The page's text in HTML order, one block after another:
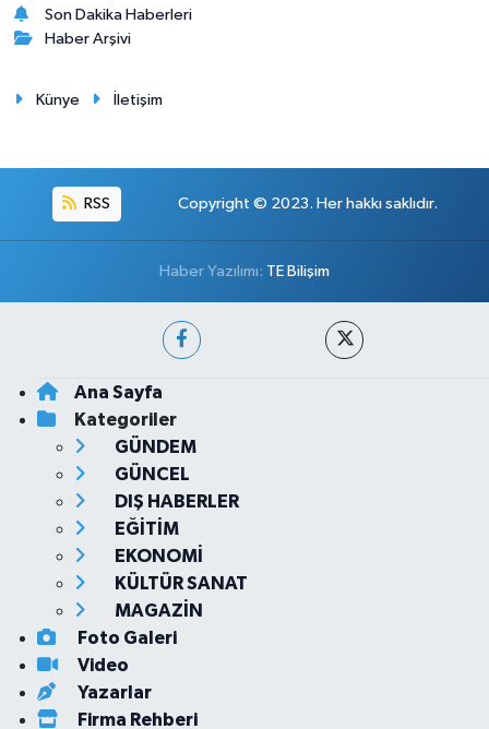
Son Dakika Haberleri
Haber Arşivi
Künye İletişim
RSS Copyright © 2023. Her hakkı saklıdır.
Haber Yazılımı: TE Bilişim
Ana Sayfa
Kategoriler
GÜNDEM
GÜNCEL
DIŞ HABERLER
EĞİTİM
EKONOMİ
KÜLTÜR SANAT
MAGAZİN
Foto Galeri
Video
Yazarlar
Firma Rehberi